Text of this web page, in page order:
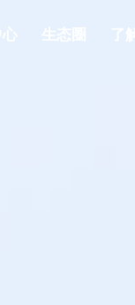
心 生态圈 了